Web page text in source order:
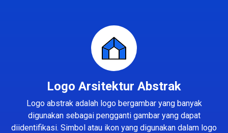
Logo Arsitektur Abstrak
Logo abstrak adalah logo bergambar yang banyak
digunakan sebagai pengganti gambar yang dapat
diidentifikasi. Simbol atau ikon yang digunakan dalam logo